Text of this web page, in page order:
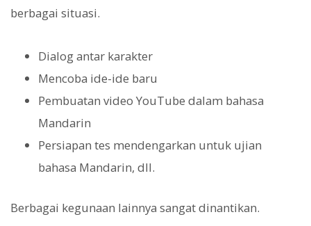
berbagai situasi.
Dialog antar karakter
Mencoba ide-ide baru
Pembuatan video YouTube dalam bahasa
Mandarin
Persiapan tes mendengarkan untuk ujian
bahasa Mandarin, dll.
Berbagai kegunaan lainnya sangat dinantikan.